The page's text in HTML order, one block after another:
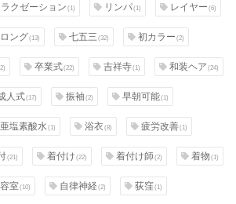
ラクゼーション(1) リンパ(1) レイヤー(6)
ロング(13) 七五三(32) 初カラー(2)
卒業式(22) 吉祥寺(1) 和装ヘア(24)
人式(17) 振袖(2) 早朝可能(1)
塩素酸水(1) 浴衣(8) 疲労改善(1)
(21) 着付け(22) 着付け師(2) 着物(1)
室(10) 自律神経(2) 荻窪(1)